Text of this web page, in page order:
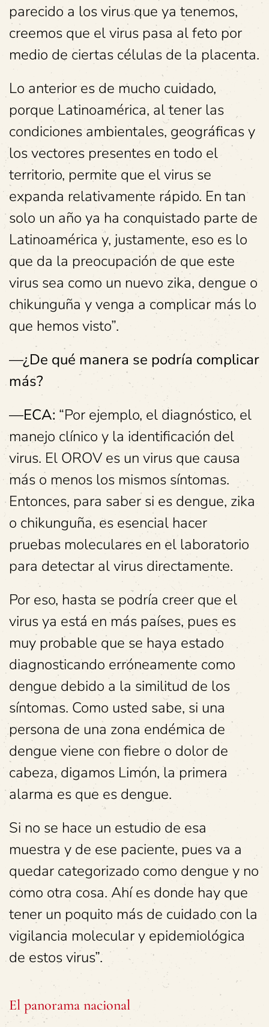
parecido a los virus que ya tenemos,
creemos que el virus pasa al feto por
medio de ciertas células de la placenta.
Lo anterior es de mucho cuidado,
porque Latinoamérica, al tener las
condiciones ambientales, geográficas y
los vectores presentes en todo el
territorio, permite que el virus se
expanda relativamente rápido. En tan
solo un año ya ha conquistado parte de
Latinoamérica y, justamente, eso es lo
que da la preocupación de que este
virus sea como un nuevo zika, dengue o
chikunguña y venga a complicar más lo
que hemos visto”.
—¿De qué manera se podría complicar
más?
—ECA: “Por ejemplo, el diagnóstico, el
manejo clínico y la identificación del
virus. El OROV es un virus que causa
más o menos los mismos síntomas.
Entonces, para saber si es dengue, zika
o chikunguña, es esencial hacer
pruebas moleculares en el laboratorio
para detectar al virus directamente.
Por eso, hasta se podría creer que el
virus ya está en más países, pues es
muy probable que se haya estado
diagnosticando erróneamente como
dengue debido a la similitud de los
síntomas. Como usted sabe, si una
persona de una zona endémica de
dengue viene con fiebre o dolor de
cabeza, digamos Limón, la primera
alarma es que es dengue.
Si no se hace un estudio de esa
muestra y de ese paciente, pues va a
quedar categorizado como dengue y no
como otra cosa. Ahí es donde hay que
tener un poquito más de cuidado con la
vigilancia molecular y epidemiológica
de estos virus”.
El panorama nacional